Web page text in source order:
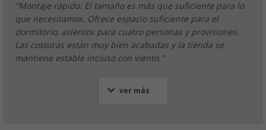
"Montaje rápido. El tamaño es más que suficiente para lo
que necesitamos. Ofrece espacio suficiente para el
dormitorio, asientos para cuatro personas y provisiones.
Las costuras están muy bien acabadas y la tienda se
mantiene estable incluso con viento."
ver más